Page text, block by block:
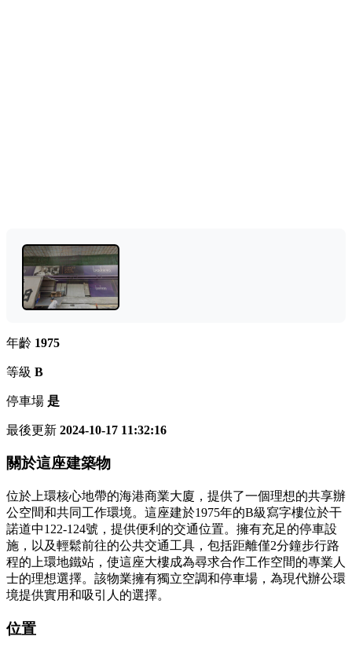
年齡 1975
等級 B
停車場 是
最後更新 2024-10-17 11:32:16
關於這座建築物
位於上環核心地帶的海港商業大廈，提供了一個理想的共享辦
公空間和共同工作環境。這座建於1975年的B級寫字樓位於干
諾道中122-124號，提供便利的交通位置。擁有充足的停車設
施，以及輕鬆前往的公共交通工具，包括距離僅2分鐘步行路
程的上環地鐵站，使這座大樓成為尋求合作工作空間的專業人
士的理想選擇。該物業擁有獨立空調和停車場，為現代辦公環
境提供實用和吸引人的選擇。
位置